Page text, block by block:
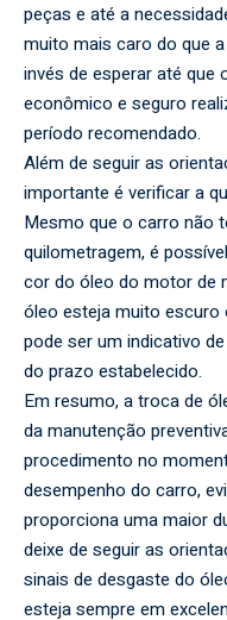
peças e até a
muito mais caro do que
invés de esperar até
econômico e seguro
período recomendado.
Além de seguir as
importante é verificar a
Mesmo que o carro não
quilometragem, é
cor do óleo do motor de
óleo esteja muito escuro
pode ser um indicativo
do prazo estabelecido.
Em resumo, a troca de
da manutenção
procedimento no
desempenho do carro,
proporciona uma maior
deixe de seguir as
sinais de desgaste do
esteja sempre em